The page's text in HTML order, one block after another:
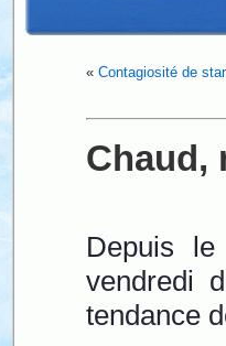
« Contagiosité de
Chaud,
Depuis
vendredi
tendance